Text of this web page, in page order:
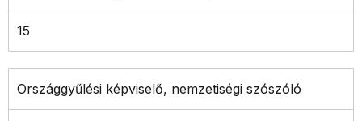
15
Országgyűlési képviselő, nemzetiségi szószóló